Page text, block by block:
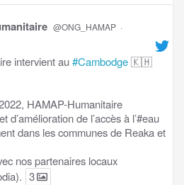
@ONG_HAMAP ·
intervient au#Cambodge🇰🇭
HAMAP-Humanitaire
d’amélioration de l’accès à l’#eau
dans les communes de Reaka et
nos partenaires locaux
3